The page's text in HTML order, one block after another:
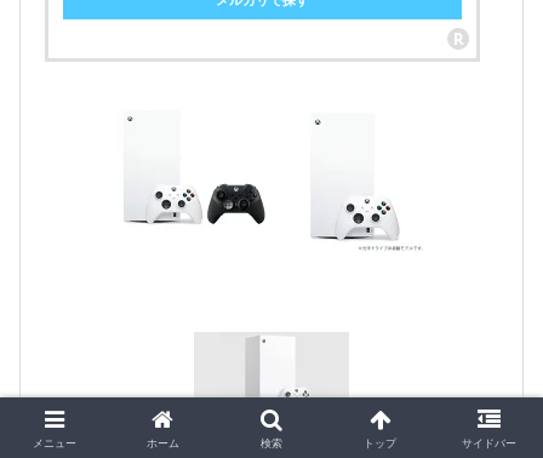
メニュー ホーム 検索 トップ サイドバー